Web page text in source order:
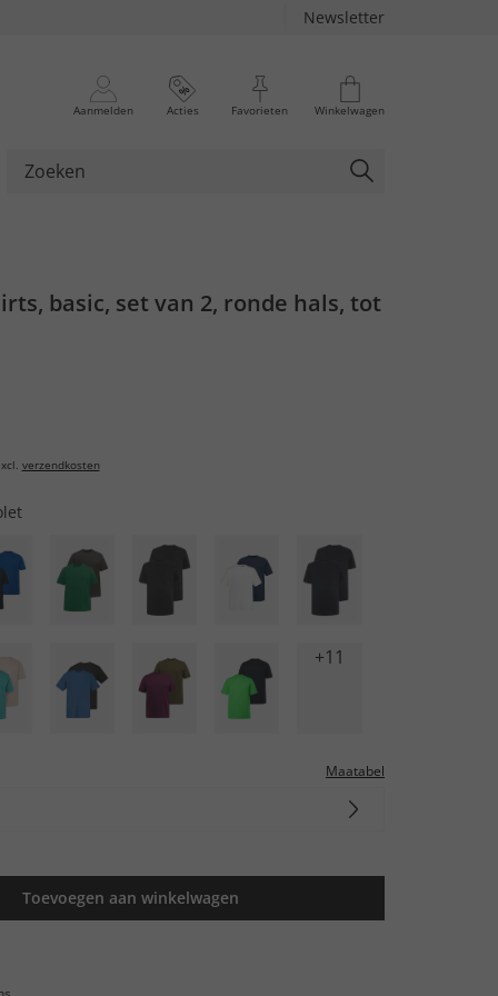
Newsletter
Aanmelden Acties Favorieten Winkelwagen
basic, set van 2, ronde hals, tot
verzendkosten
+11
Maatabel
Toevoegen aan winkelwagen